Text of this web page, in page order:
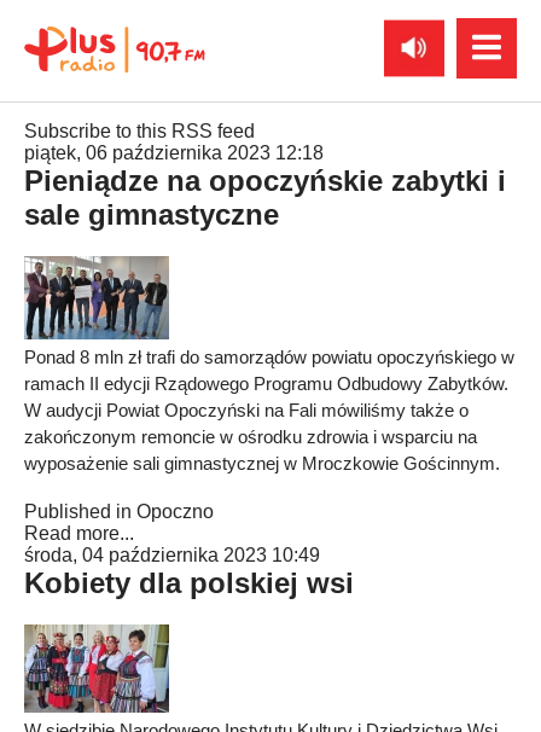
Subscribe to this RSS feed
piątek, 06 października 2023 12:18
Pieniądze na opoczyńskie zabytki i
sale gimnastyczne
Ponad 8 mln zł trafi do samorządów powiatu opoczyńskiego w
ramach II edycji Rządowego Programu Odbudowy Zabytków.
W audycji Powiat Opoczyński na Fali mówiliśmy także o
zakończonym remoncie w ośrodku zdrowia i wsparciu na
wyposażenie sali gimnastycznej w Mroczkowie Gościnnym.
Published in Opoczno
Read more...
środa, 04 października 2023 10:49
Kobiety dla polskiej wsi